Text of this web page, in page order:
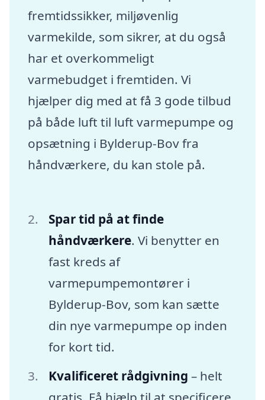
fremtidssikker, miljøvenlig
varmekilde, som sikrer, at du også
har et overkommeligt
varmebudget i fremtiden. Vi
hjælper dig med at få 3 gode tilbud
på både luft til luft varmepumpe og
opsætning i Bylderup-Bov fra
håndværkere, du kan stole på.
Spar tid på at finde
håndværkere. Vi benytter en
fast kreds af
varmepumpemontører i
Bylderup-Bov, som kan sætte
din nye varmepumpe op inden
for kort tid.
Kvalificeret rådgivning – helt